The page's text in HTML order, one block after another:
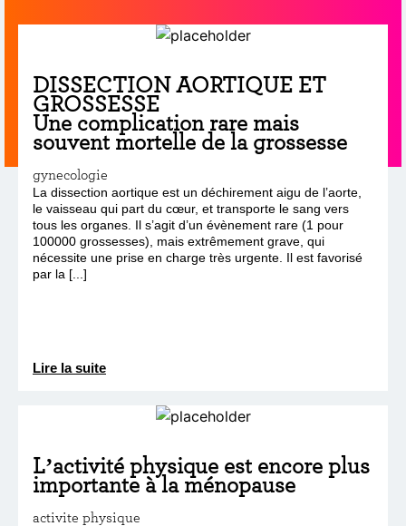
DISSECTION AORTIQUE ET
GROSSESSE
Une complication rare mais
souvent mortelle de la grossesse
gynecologie
La dissection aortique est un déchirement aigu de l’aorte,
le vaisseau qui part du cœur, et transporte le sang vers
tous les organes. Il s’agit d’un évènement rare (1 pour
100000 grossesses), mais extrêmement grave, qui
nécessite une prise en charge très urgente. Il est favorisé
par la [...]
Lire la suite
L’activité physique est encore plus
importante à la ménopause
activite physique